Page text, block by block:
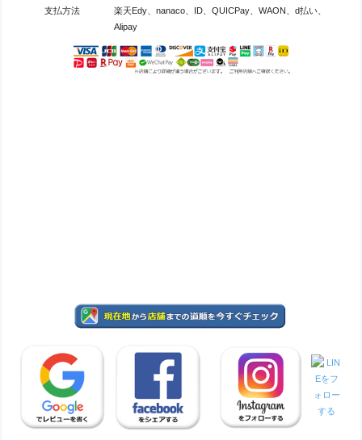
支払方法
楽天Edy、nanaco、ID、QUICPay、WAON、d払い、
Alipay